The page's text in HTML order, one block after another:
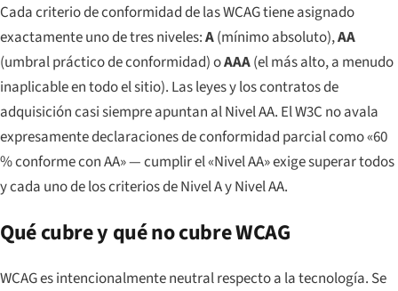
Cada criterio de conformidad de las WCAG tiene asignado
exactamente uno de tres niveles:A(mínimo absoluto),AA
(umbral práctico de conformidad) oAAA(el más alto, a menudo
inaplicable en todo el sitio). Las leyes y los contratos de
adquisición casi siempre apuntan al Nivel AA. El W3C no avala
expresamente declaraciones de conformidad parcial como «60
% conforme con AA» — cumplir el «Nivel AA» exige superar todos
y cada uno de los criterios de Nivel A y Nivel AA.
Qué cubre y qué no cubre WCAG
WCAG es intencionalmente neutral respecto a la tecnología. Se